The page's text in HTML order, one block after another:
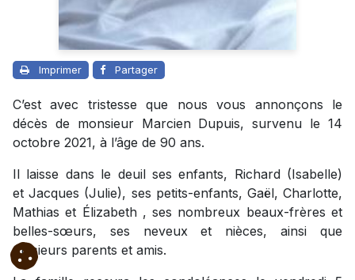
Imprimer Partager
C’est avec tristesse que nous vous annonçons le
décès de monsieur Marcien Dupuis, survenu le 14
octobre 2021, à l’âge de 90 ans.
Il laisse dans le deuil ses enfants, Richard (Isabelle)
et Jacques (Julie), ses petits-enfants, Gaël, Charlotte,
Mathias et Élizabeth , ses nombreux beaux-frères et
belles-sœurs, ses neveux et nièces, ainsi que
plusieurs parents et amis.